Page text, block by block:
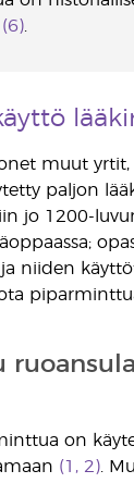
(6).
muut yrtit,
paljon
jo 1200-
niiden
on
(1, 2).